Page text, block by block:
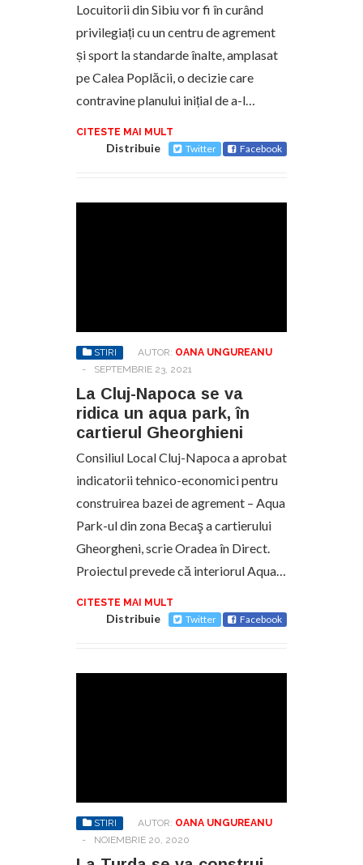
Locuitorii din Sibiu vor fi în curând
privilegiați cu un centru de agrement
și sport la standarde înalte, amplasat
pe Calea Poplăcii, o decizie care
contravine planului inițial de a-l…
CITESTE MAI MULT
Distribuie Twitter Facebook
STIRI AUTOR: OANA UNGUREANU
-
SEPTEMBRIE 23, 2021
La Cluj-Napoca se va
ridica un aqua park, în
cartierul Gheorghieni
Consiliul Local Cluj-Napoca a aprobat
indicatorii tehnico-economici pentru
construirea bazei de agrement – Aqua
Park-ul din zona Becaş a cartierului
Gheorgheni, scrie Oradea în Direct.
Proiectul prevede că interiorul Aqua…
CITESTE MAI MULT
Distribuie Twitter Facebook
STIRI AUTOR: OANA UNGUREANU
-
NOIEMBRIE 20, 2020